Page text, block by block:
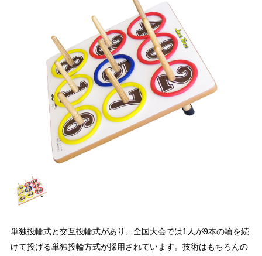
単独投輪式と交互投輪式があり、全国大会では1人が9本の輪を続
けて投げる単独投輪方式が採用されています。技術はもちろんの